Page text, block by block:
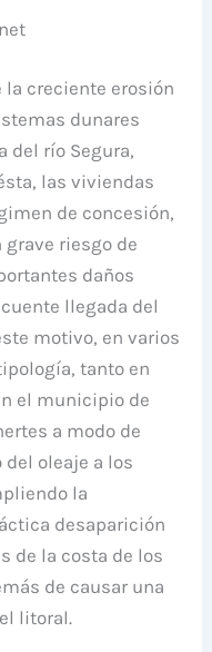
la creciente erosión
dunares
del río Segura,
las viviendas
de concesión,
riesgo de
daños
llegada del
motivo, en varios
tanto en
el municipio de
a modo de
oleaje a los
la
desaparición
de la costa de los
de causar una
litoral.